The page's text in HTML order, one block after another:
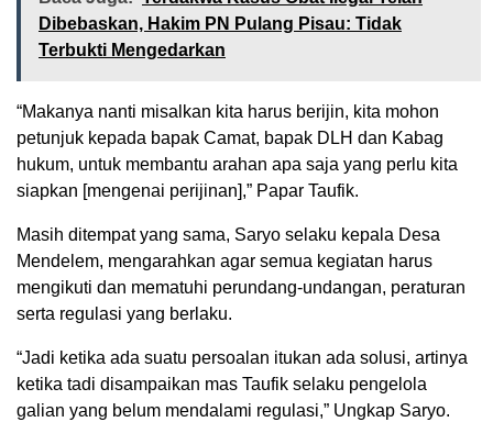
Dibebaskan, Hakim PN Pulang Pisau: Tidak
Terbukti Mengedarkan
“Makanya nanti misalkan kita harus berijin, kita mohon
petunjuk kepada bapak Camat, bapak DLH dan Kabag
hukum, untuk membantu arahan apa saja yang perlu kita
siapkan [mengenai perijinan],” Papar Taufik.
Masih ditempat yang sama, Saryo selaku kepala Desa
Mendelem, mengarahkan agar semua kegiatan harus
mengikuti dan mematuhi perundang-undangan, peraturan
serta regulasi yang berlaku.
“Jadi ketika ada suatu persoalan itukan ada solusi, artinya
ketika tadi disampaikan mas Taufik selaku pengelola
galian yang belum mendalami regulasi,” Ungkap Saryo.